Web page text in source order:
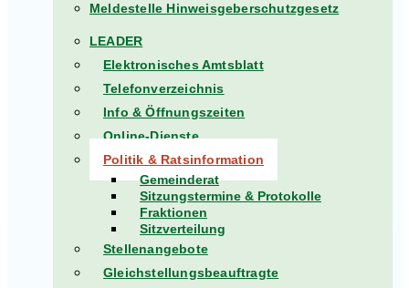
Meldestelle Hinweisgeberschutzgesetz
LEADER
Elektronisches Amtsblatt
Telefonverzeichnis
Info & Öffnungszeiten
Online-Dienste
Politik & Ratsinformation
Gemeinderat
Sitzungstermine & Protokolle
Fraktionen
Sitzverteilung
Stellenangebote
Gleichstellungsbeauftragte